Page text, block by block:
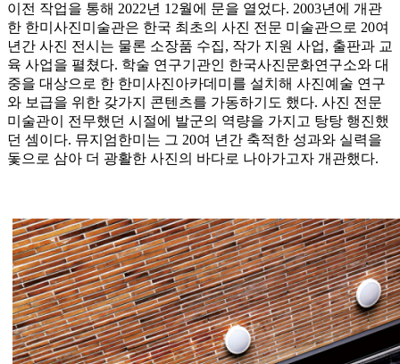
이전 작업을 통해 2022년 12월에 문을 열었다. 2003년에 개관
한 한미사진미술관은 한국 최초의 사진 전문 미술관으로 20여
년간 사진 전시는 물론 소장품 수집, 작가 지원 사업, 출판과 교
육 사업을 펼쳤다. 학술 연구기관인 한국사진문화연구소와 대
중을 대상으로 한 한미사진아카데미를 설치해 사진예술 연구
와 보급을 위한 갖가지 콘텐츠를 가동하기도 했다. 사진 전문
미술관이 전무했던 시절에 발군의 역량을 가지고 탕탕 행진했
던 셈이다. 뮤지엄한미는 그 20여 년간 축적한 성과와 실력을
돛으로 삼아 더 광활한 사진의 바다로 나아가고자 개관했다.